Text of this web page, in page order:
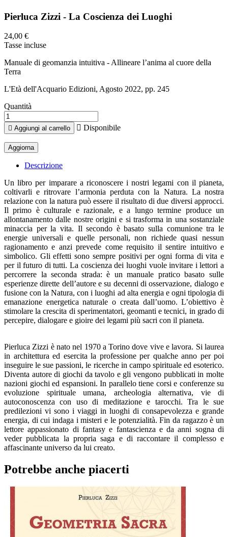
Pierluca Zizzi - La Coscienza dei Luoghi
24,00 €
Tasse incluse
Manuale di geomanzia intuitiva - Allineare l’anima al cuore della
Terra
L'Età dell'Acquario Edizioni, Agosto 2022, pp. 245
Quantità
 Aggiungi al carrello  Disponibile
Descrizione
Un libro per imparare a riconoscere i nostri legami con il pianeta,
coltivarli e ritrovare l’armonia perduta con la Natura. La nostra
relazione con la natura può essere il risultato di due diversi approcci.
Il primo è culturale e razionale, e a lungo termine produce un
allontanamento dalle nostre origini e si trasforma in una sostanziale
minaccia per la vita. Il secondo è basato sulla comunione tra le
energie universali e quelle personali, non richiede quasi nessun
ragionamento e anzi prevede come requisito il sentire intuitivo e
simbolico. Gli effetti sono sempre positivi per ogni forma di vita e
per il futuro di tutti. La coscienza dei luoghi vuole invitare i lettori a
percorrere la seconda strada: è un manuale pratico basato sulle
esperienze dirette dell’autore e su decenni di osservazione, dialogo e
fusione con la Natura, con i luoghi ad alta energia e ogni tipologia di
emanazione energetica naturale o creata dall’uomo. L’obiettivo è
stimolare la crescita di sperimentatori, geomanti e tecnici, in grado di
percepire, dialogare e gioire dei legami più sacri con il pianeta.
Pierluca Zizzi è nato nel 1970 a Torino dove vive e lavora. Si laurea
in architettura ed esercita la professione per qualche anno per poi
inseguire le sue passioni, le ricerche in campo spirituale ed esoterico.
Diventa autore di giochi da tavolo e gli vengono pubblicati in molte
nazioni giochi ed espansioni. In parallelo tiene corsi e conferenze su
evoluzione spirituale umana, archeologia alternativa, vie di
autoconoscenza con uso di meditazione e tarocchi. Tra le sue
predilezioni vi sono i viaggi in luoghi di consapevolezza e grande
energia, di cui indaga i misteri e le potenzialità. Fin da ragazzo è un
lettore appassionato di fantasy e fantascienza e da anni sogna di
veder pubblicata la propria saga e di raccontare il complesso e
affascinante universo da lui creato.
Potrebbe anche piacerti